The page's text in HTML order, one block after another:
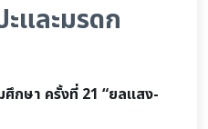
และมรดก
กษา ครั้งที่ 21 “ยลแสง-